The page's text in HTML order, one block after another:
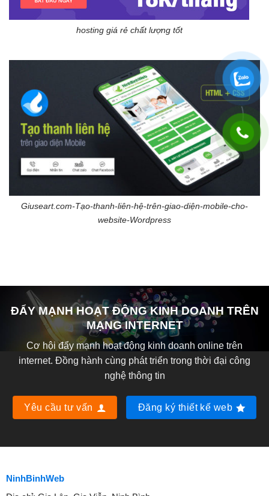
hosting giá rẻ chất lượng tốt
Giuseart.com-Tạo-thanh-liên-hệ-trên-giao-diện-mobile-cho-
website-Wordpress
ĐẨY MẠNH HOẠT ĐỘNG KINH DOANH TRÊN
MẠNG INTERNET
Cơ hội đẩy mạnh hoạt động kinh doanh online trên
internet. Đồng hành cùng phát triển trong thời đại công
nghệ thông tin
Yêu cầu tư vấn Đăng ký thiết kế web
NinhBinhWeb